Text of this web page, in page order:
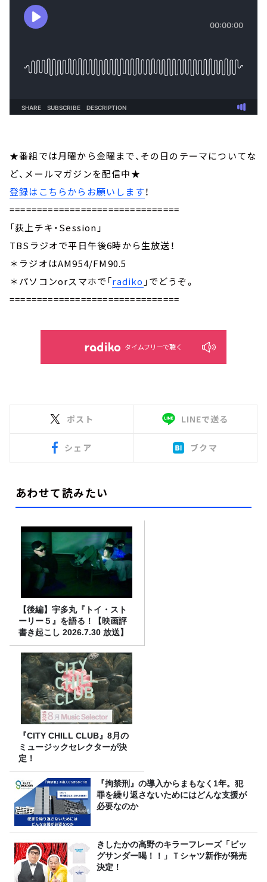
★番組では月曜から金曜まで、その日のテーマについてな
ど、メールマガジンを配信中★
登録はこちらからお願いします！
===============================
「荻上チキ・Session」
TBSラジオで平日午後6時から生放送！
＊ラジオはAM954/FM90.5
＊パソコンorスマホで「radiko 」でどうぞ。
===============================
タイムフリーで聴く
ポスト LINEで送る
シェア ブクマ
あわせて読みたい
【後編】宇多丸『トイ・スト
ーリー５』を語る！【映画評
書き起こし 2026.7.30 放送】
『CITY CHILL CLUB』8月の
ミュージックセレクターが決
定！
『拘禁刑』の導入からまもなく1年。犯
罪を繰り返さないためにはどんな支援が
必要なのか
きしたかの高野のキラーフレーズ「ビッ
グサンダー喝！！」Ｔシャツ新作が発売
決定！